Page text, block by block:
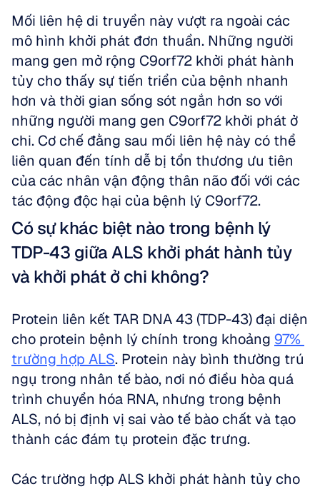
Mối liên hệ di truyền này vượt ra ngoài các
mô hình khởi phát đơn thuần. Những người
mang gen mở rộng C9orf72 khởi phát hành
tủy cho thấy sự tiến triển của bệnh nhanh
hơn và thời gian sống sót ngắn hơn so với
những người mang gen C9orf72 khởi phát ở
chi. Cơ chế đằng sau mối liên hệ này có thể
liên quan đến tính dễ bị tổn thương ưu tiên
của các nhân vận động thân não đối với các
tác động độc hại của bệnh lý C9orf72.
Có sự khác biệt nào trong bệnh lý
TDP-43 giữa ALS khởi phát hành tủy
và khởi phát ở chi không?
Protein liên kết TAR DNA 43 (TDP-43) đại diện
cho protein bệnh lý chính trong khoảng 97%
trường hợp ALS. Protein này bình thường trú
ngụ trong nhân tế bào, nơi nó điều hòa quá
trình chuyển hóa RNA, nhưng trong bệnh
ALS, nó bị định vị sai vào tế bào chất và tạo
thành các đám tụ protein đặc trưng.
Các trường hợp ALS khởi phát hành tủy cho